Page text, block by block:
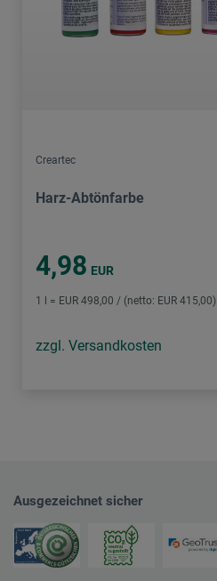
Creartec
Harz-Abtönfarbe
4,98 EUR
1 l = EUR 498,00 / (netto: EUR 415,00)
zzgl. Versandkosten
Ausgezeichnet sicher